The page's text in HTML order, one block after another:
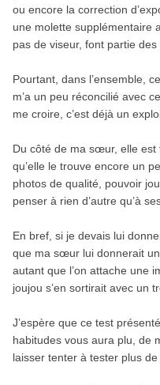
ou encore la correction
une molette supplémentaire
pas de viseur, font partie
Pourtant, dans l’ensemble,
m’a un peu réconcilié avec
me croire, c’est déjà un
Du côté de ma sœur, elle est
qu’elle le trouve encore un
photos de qualité, pouvoir
penser à rien d’autre qu’à
En bref, si je devais lui
que ma sœur lui donnerait
autant que l’on attache une
joujou s’en sortirait avec un
J’espère que ce test
habitudes vous aura plu, de
laisser tenter à tester plus